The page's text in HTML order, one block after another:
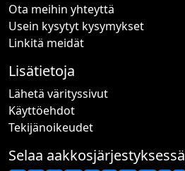
Ota meihin yhteyttä
Usein kysytyt kysymykset
Linkitä meidät
Lisätietoja
Lähetä värityssivut
Käyttöehdot
Tekijänoikeudet
Selaa aakkosjärjestyksessä